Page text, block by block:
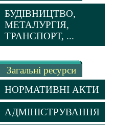
БУДІВНИЦТВО,
МЕТАЛУРГІЯ,
ТРАНСПОРТ, ...
Загальні ресурси
НОРМАТИВНІ АКТИ
АДМІНІСТРУВАННЯ